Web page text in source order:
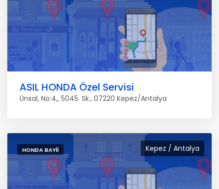
ASIL HONDA Özel Servisi
Ünsal, No:4,, 5045. Sk., 07220 Kepez/Antalya
Kepez / Antalya
HONDA BAYII